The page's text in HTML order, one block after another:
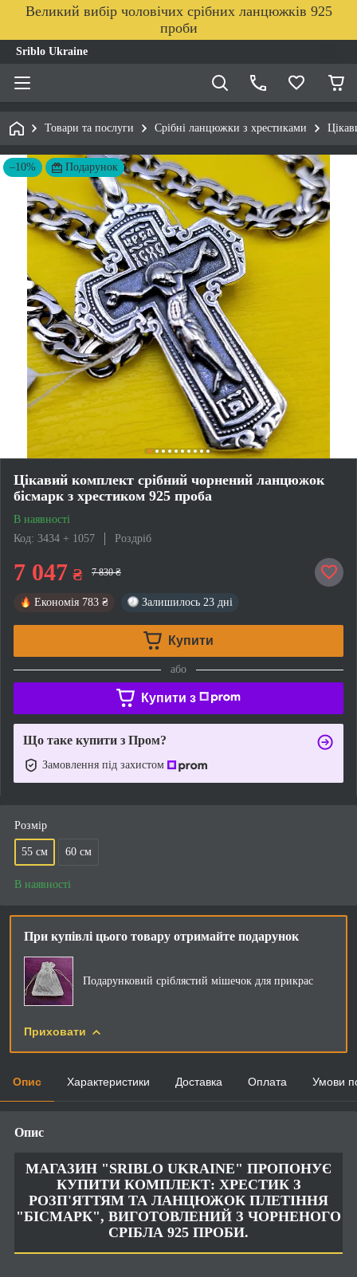
Великий вибір чоловічих срібних ланцюжків 925
проби
Sriblo Ukraine
Товари та послуги Срібні ланцюжки з хрестиками
–10% Подарунок
Цікавий комплект срібний чорнений ланцюжок
бісмарк з хрестиком 925 проба
В наявності
Код: 3434 + 1057
Роздріб
7 047 ₴ 7 830 ₴
Економія 783 ₴ Залишилось 23 дні
Купити
або
Купити з
Що таке купити з Пром?
Замовлення під захистом
Розмір
55 см 60 см
В наявності
При купівлі цього товару отримайте подарунок
Подарунковий сріблястий мішечок для прикрас
Приховати
Опис Характеристики Доставка Оплата Умови
Опис
МАГАЗИН "SRIBLO UKRAINE" ПРОПОНУЄ
КУПИТИ КОМПЛЕКТ: ХРЕСТИК З
РОЗП'ЯТТЯМ ТА ЛАНЦЮЖОК ПЛЕТІННЯ
"БІСМАРК", ВИГОТОВЛЕНИЙ З ЧОРНЕНОГО
СРІБЛА 925 ПРОБИ.